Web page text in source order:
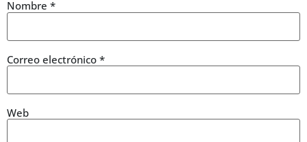
Nombre *
Correo electrónico *
Web